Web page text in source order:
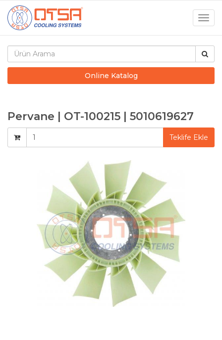
Online Katalog
Pervane | OT-100215 | 5010619627
Teklife Ekle